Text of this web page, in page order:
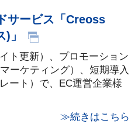
サービス「Creoss
」
ト更新）、プロモーション
ーケティング）、短期導入
ート）で、EC運営企業様
≫続きはこちら